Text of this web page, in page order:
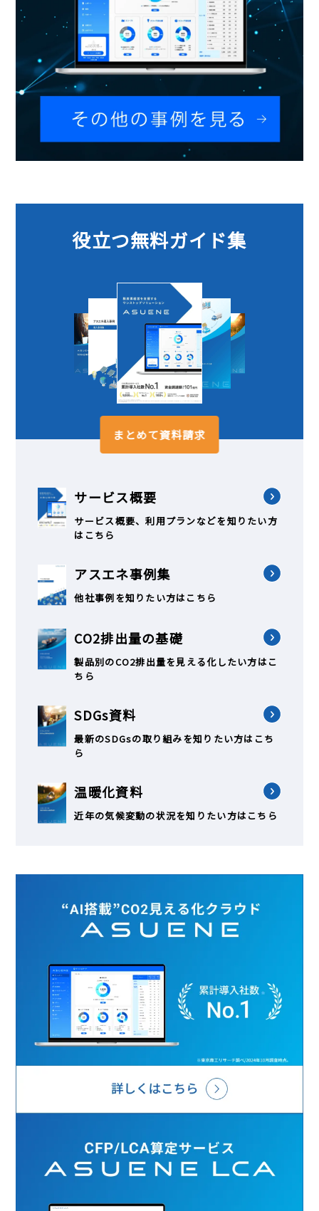
役立つ無料ガイド集​​
まとめて資料請求
サービス概要
サービス概要、利用プランなどを知りたい方
はこちら
アスエネ事例集
他社事例を知りたい方はこちら
CO2排出量の基礎
製品別のCO2排出量を見える化したい方はこ
ちら
SDGs資料
最新のSDGsの取り組みを知りたい方はこち
ら
温暖化資料
近年の気候変動の状況を知りたい方はこちら